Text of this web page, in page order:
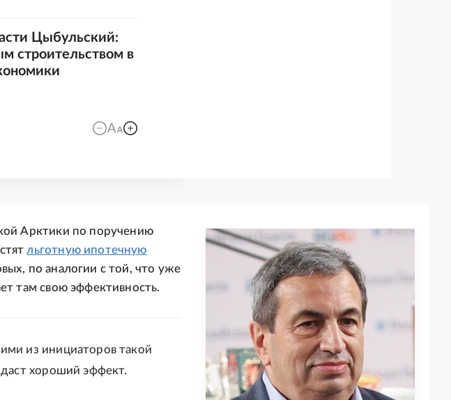
Цыбульский:
строительством в
Арктики по поручению
льготную ипотечную
по аналогии с той, что уже
там свою эффективность.
из инициаторов такой
хороший эффект.